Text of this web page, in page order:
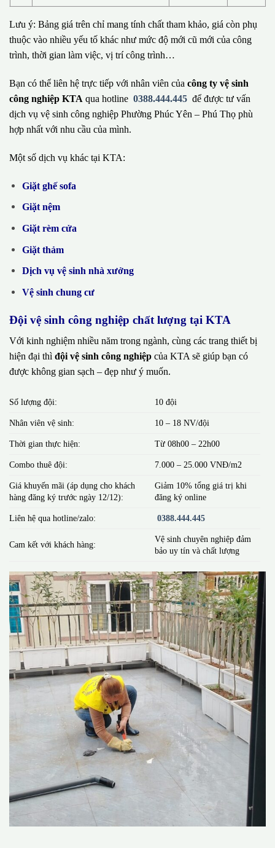
Lưu ý: Bảng giá trên chỉ mang tính chất tham khảo, giá còn phụ
thuộc vào nhiều yếu tố khác như mức độ mới cũ mới của công
trình, thời gian làm việc, vị trí công trình…
Bạn có thể liên hệ trực tiếp với nhân viên của công ty vệ sinh
công nghiệp KTA qua hotline 0388.444.445 để được tư vấn
dịch vụ vệ sinh công nghiệp Phường Phúc Yên – Phú Thọ phù
hợp nhất với nhu cầu của mình.
Một số dịch vụ khác tại KTA:
Giặt ghế sofa
Giặt nệm
Giặt rèm cửa
Giặt thảm
Dịch vụ vệ sinh nhà xưởng
Vệ sinh chung cư
Đội vệ sinh công nghiệp chất lượng tại KTA
Với kinh nghiệm nhiều năm trong ngành, cùng các trang thiết bị
hiện đại thì đội vệ sinh công nghiệp của KTA sẽ giúp bạn có
được không gian sạch – đẹp như ý muốn.
Số lượng đội: 10 đội
Nhân viên vệ sinh: 10 – 18 NV/đội
Thời gian thực hiện: Từ 08h00 – 22h00
Combo thuê đội: 7.000 – 25.000 VNĐ/m2
Giá khuyến mãi (áp dụng cho khách
hàng đăng ký trước ngày 12/12):
Giảm 10% tổng giá trị khi
đăng ký online
Liên hệ qua hotline/zalo: 0388.444.445
Cam kết với khách hàng:
Vệ sinh chuyên nghiệp đảm
bảo uy tín và chất lượng